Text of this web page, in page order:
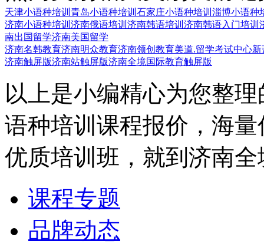
天津小语种培训 青岛小语种培训 石家庄小语种培训 淄博小语种
济南小语种培训 济南俄语培训 济南韩语培训 济南韩语入门培训
南出国留学济南美国留学
济南名韩教育济南明众教育济南领创教育美道.留学考试中心新
济南触屏版济南站触屏版济南全境国际教育触屏版
以上是小编精心为您整
语种培训课程报价，海
优质培训班，就到济南
课程专题
品牌动态